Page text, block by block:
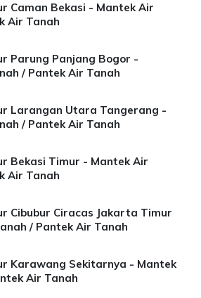
Caman Bekasi - Mantek Air
Air Tanah
Parung Panjang Bogor -
/ Pantek Air Tanah
Larangan Utara Tangerang -
/ Pantek Air Tanah
Bekasi Timur - Mantek Air
Air Tanah
Cibubur Ciracas Jakarta Timur
/ Pantek Air Tanah
Karawang Sekitarnya - Mantek
Air Tanah